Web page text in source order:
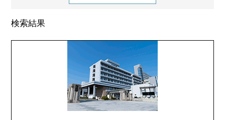
検索結果